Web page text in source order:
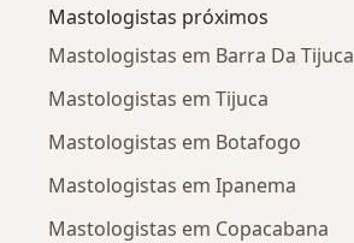
Mastologistas próximos
Mastologistas em Barra Da Tijuca
Mastologistas em Tijuca
Mastologistas em Botafogo
Mastologistas em Ipanema
Mastologistas em Copacabana